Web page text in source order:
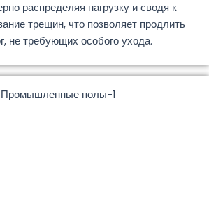
распределяя нагрузку и сводя к
трещин, что позволяет продлить
не требующих особого ухода.